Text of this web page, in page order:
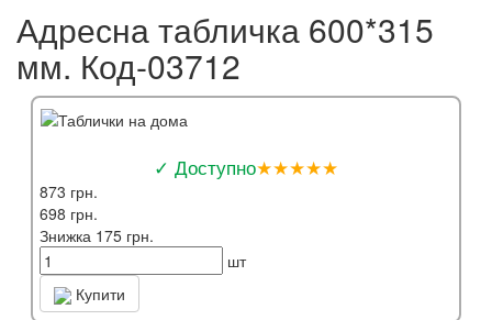
Адресна табличка 600*315
мм. Код-03712
✓ Доступно★★★★★
873 грн.
698 грн.
Знижка 175 грн.
шт
Купити